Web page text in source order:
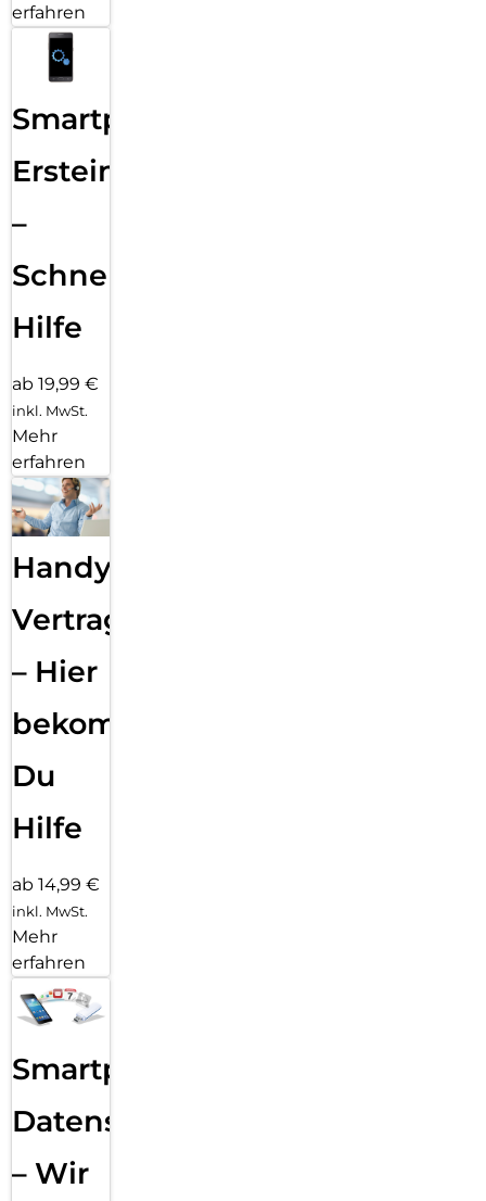
erfahren
Smartphone
Ersteinrichtung
–
Schnelle
Hilfe
ab 19,99 €
inkl. MwSt.
Mehr
erfahren
Handy
Vertragsabwicklung
– Hier
bekommst
Du
Hilfe
ab 14,99 €
inkl. MwSt.
Mehr
erfahren
Smartphone
Datensicherung
– Wir